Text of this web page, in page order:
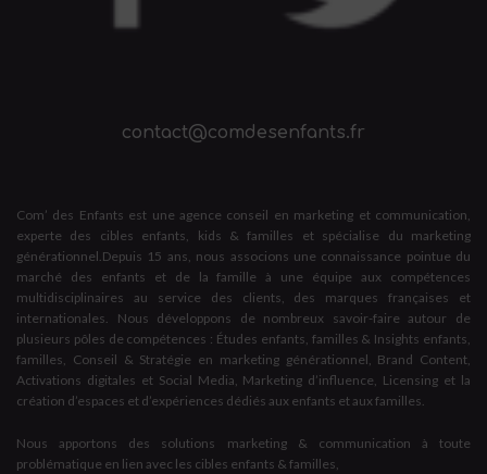
contact@comdesenfants.fr
Com’ des Enfants est une agence conseil en marketing et communication,
experte des cibles enfants, kids & familles et spécialise du marketing
générationnel.Depuis 15 ans, nous associons une connaissance pointue du
marché des enfants et de la famille à une équipe aux compétences
multidisciplinaires au service des clients, des marques françaises et
internationales. Nous développons de nombreux savoir-faire autour de
plusieurs pôles de compétences : Études enfants, familles & Insights enfants,
familles, Conseil & Stratégie en marketing générationnel, Brand Content,
Activations digitales et Social Media, Marketing d’influence, Licensing et la
création d’espaces et d’expériences dédiés aux enfants et aux familles.
Nous apportons des solutions marketing & communication à toute
problématique en lien avec les cibles enfants & familles,